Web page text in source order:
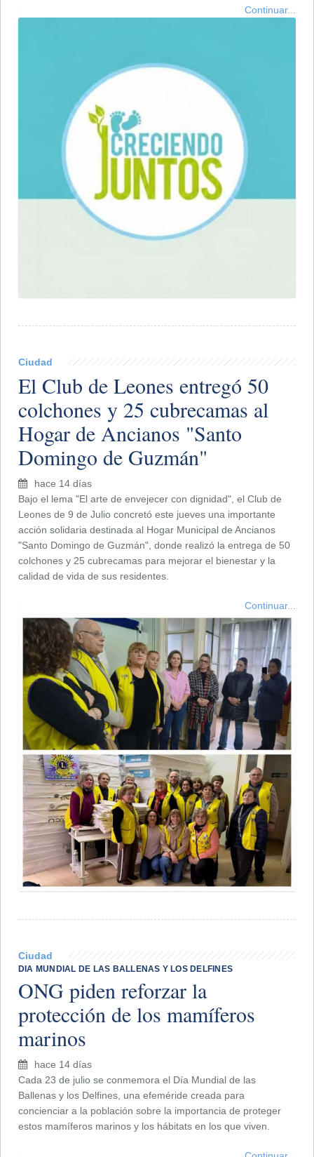
Continuar...
Ciudad
El Club de Leones entregó 50
colchones y 25 cubrecamas al
Hogar de Ancianos "Santo
Domingo de Guzmán"
hace 14 días
Bajo el lema "El arte de envejecer con dignidad", el Club de
Leones de 9 de Julio concretó este jueves una importante
acción solidaria destinada al Hogar Municipal de Ancianos
"Santo Domingo de Guzmán", donde realizó la entrega de 50
colchones y 25 cubrecamas para mejorar el bienestar y la
calidad de vida de sus residentes.
Continuar...
Ciudad
DIA MUNDIAL DE LAS BALLENAS Y LOS DELFINES
ONG piden reforzar la
protección de los mamíferos
marinos
hace 14 días
Cada 23 de julio se conmemora el Día Mundial de las
Ballenas y los Delfines, una efeméride creada para
concienciar a la población sobre la importancia de proteger
estos mamíferos marinos y los hábitats en los que viven.